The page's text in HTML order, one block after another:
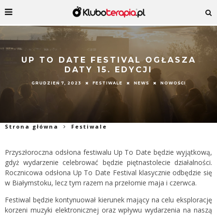
UP TO DATE FESTIVAL OGŁASZA
DATY 15. EDYCJI
GRUDZIEŃ 7, 2023 FESTIWALE NEWS NOWOŚCI
Strona główna Festiwale
Przyszłoroczna odsłona festiwalu Up To Date będzie wyjątkową,
gdyż wydarzenie celebrować będzie piętnastolecie działalności.
Rocznicowa odsłona Up To Date Festival klasycznie odbędzie się
w Białymstoku, lecz tym razem na przełomie maja i czerwca.
Festiwal będzie kontynuował kierunek mający na celu eksplorację
korzeni muzyki elektronicznej oraz wpływu wydarzenia na naszą